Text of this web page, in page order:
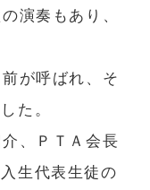
演奏もあり、
が呼ばれ、そ
た。
、ＰＴＡ会長
生代表生徒の